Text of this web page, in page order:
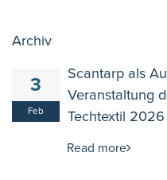
Archiv
3
Feb
Scantarp als
Veranstaltung
Techtextil
Read more